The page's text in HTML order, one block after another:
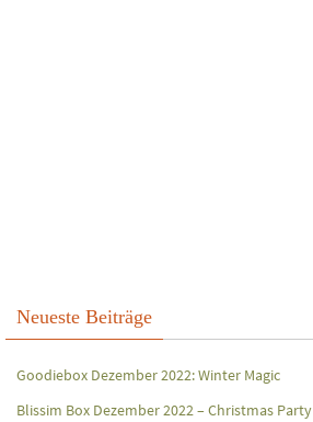
Neueste Beiträge
Goodiebox Dezember 2022: Winter Magic
Blissim Box Dezember 2022 – Christmas Party